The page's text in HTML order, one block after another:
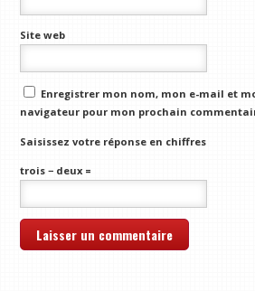
Site web
Enregistrer mon nom, mon e-mail et
navigateur pour mon prochain
Saisissez votre réponse en chiffres
trois − deux =